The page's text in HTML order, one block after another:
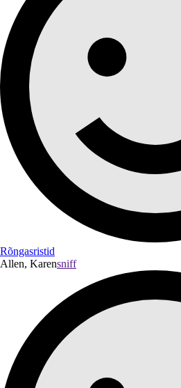
Rõngasristid
Allen, Karensniff